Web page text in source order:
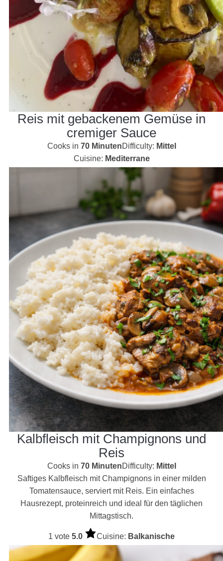
Reis mit gebackenem Gemüse in
cremiger Sauce
Cooks in 70 MinutenDifficulty: Mittel
Cuisine: Mediterrane
Kalbfleisch mit Champignons und
Reis
Cooks in 70 MinutenDifficulty: Mittel
Saftiges Kalbfleisch mit Champignons in einer milden
Tomatensauce, serviert mit Reis. Ein einfaches
Hausrezept, proteinreich und ideal für den täglichen
Mittagstisch.
1 vote 5.0 Cuisine: Balkanische